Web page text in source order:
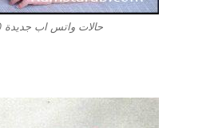
حالات واتس اب جديدة 2020